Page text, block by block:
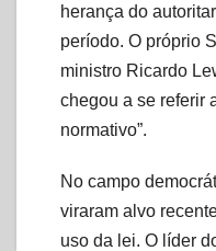
herança do
período. O próprio
ministro Ricardo
chegou a se referir
normativo”.
No campo
viraram alvo
uso da lei. O líder